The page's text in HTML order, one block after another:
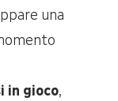
una
in gioco,